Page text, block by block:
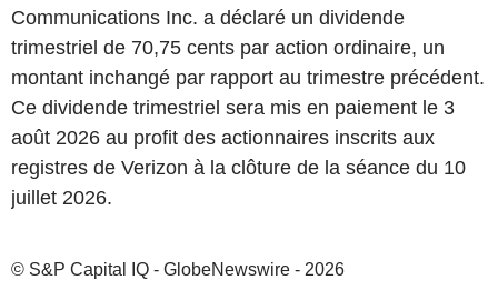
Communications Inc. a déclaré un dividende
trimestriel de 70,75 cents par action ordinaire, un
montant inchangé par rapport au trimestre précédent.
Ce dividende trimestriel sera mis en paiement le 3
août 2026 au profit des actionnaires inscrits aux
registres de Verizon à la clôture de la séance du 10
juillet 2026.
© S&P Capital IQ - GlobeNewswire - 2026